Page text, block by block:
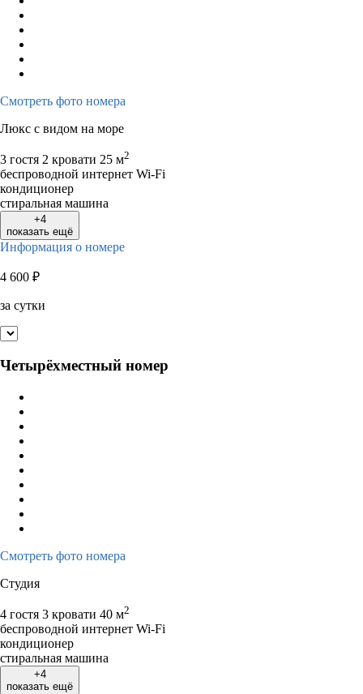
Смотреть фото номера
Люкс с видом на море
3 гостя 2 кровати 25 м2
беспроводной интернет Wi-Fi
кондиционер
стиральная машина
+4
показать ещё
Информация о номере
4 600 ₽
за сутки
Четырёхместный номер
Смотреть фото номера
Студия
4 гостя 3 кровати 40 м2
беспроводной интернет Wi-Fi
кондиционер
стиральная машина
+4
показать ещё